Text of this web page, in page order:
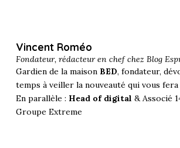
Vincent Roméo
Fondateur, rédacteur en chef chez Blog
Gardien de la maison BED, fondateur,
temps à veiller la nouveauté qui vous
En parallèle : Head of digital & Associé
Groupe Extreme